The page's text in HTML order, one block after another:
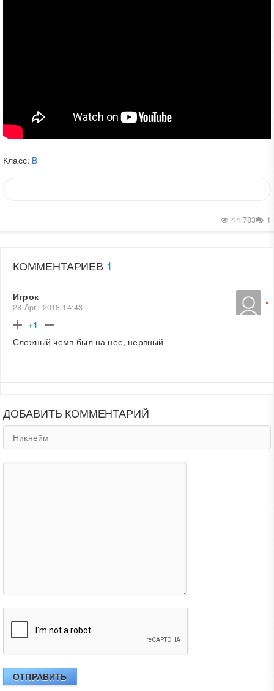
Класс: B
1
44 783
КОММЕНТАРИЕВ 1
Игрок
28 April 2018 14:43
+1
Сложный чемп был на нее, нервный
ДОБАВИТЬ КОММЕНТАРИЙ
ОТПРАВИТЬ